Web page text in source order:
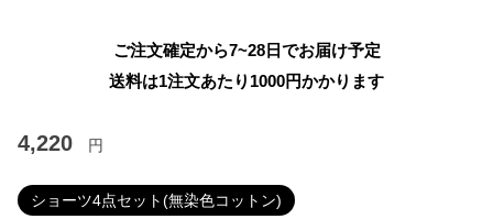
ご注文確定から7~28日でお届け予定
送料は1注文あたり 1000円かかります
4,220 円
ショーツ4点セット(無染色コットン)